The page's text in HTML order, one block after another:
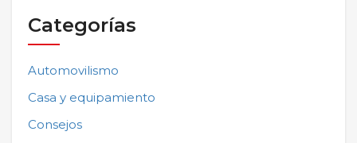
Categorías
Automovilismo
Casa y equipamiento
Consejos